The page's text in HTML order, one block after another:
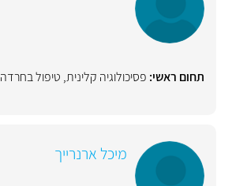
תחום ראשי: פסיכולוגיה קלינית, טיפול בחרדה
מיכל ארנרייך